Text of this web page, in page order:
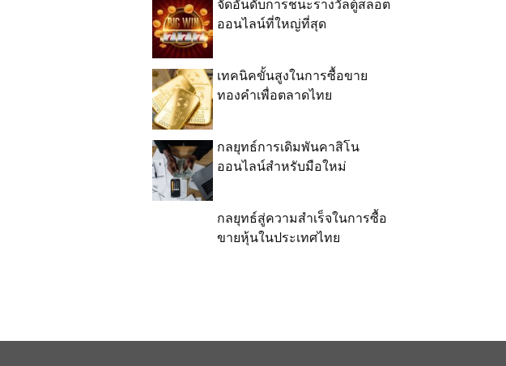
จัดอันดับการชนะรางวัลตู้สล็อต
ออนไลน์ที่ใหญ่ที่สุด
เทคนิคขั้นสูงในการซื้อขาย
ทองคำเพื่อตลาดไทย
กลยุทธ์การเดิมพันคาสิโน
ออนไลน์สำหรับมือใหม่
กลยุทธ์สู่ความสำเร็จในการซื้อ
ขายหุ้นในประเทศไทย